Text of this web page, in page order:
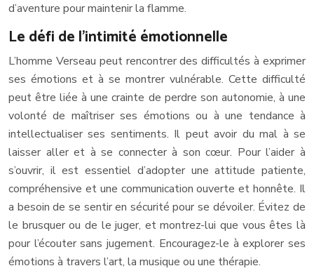
d’aventure pour maintenir la flamme.
Le défi de l’intimité émotionnelle
L’homme Verseau peut rencontrer des difficultés à exprimer
ses émotions et à se montrer vulnérable. Cette difficulté
peut être liée à une crainte de perdre son autonomie, à une
volonté de maîtriser ses émotions ou à une tendance à
intellectualiser ses sentiments. Il peut avoir du mal à se
laisser aller et à se connecter à son cœur. Pour l’aider à
s’ouvrir, il est essentiel d’adopter une attitude patiente,
compréhensive et une communication ouverte et honnête. Il
a besoin de se sentir en sécurité pour se dévoiler. Évitez de
le brusquer ou de le juger, et montrez-lui que vous êtes là
pour l’écouter sans jugement. Encouragez-le à explorer ses
émotions à travers l’art, la musique ou une thérapie.